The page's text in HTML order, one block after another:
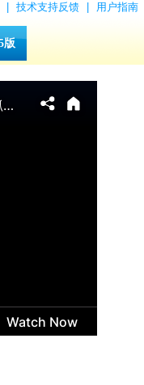
技术支持反馈 用户指南
版